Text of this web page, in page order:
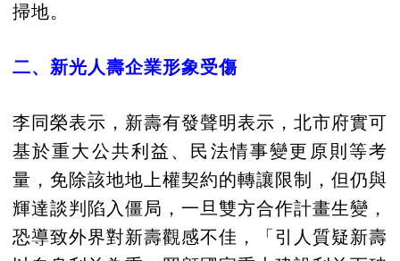
掃地。
二、新光人壽企業形象受傷
李同榮表示，新壽有發聲明表示，北市府實可
基於重大公共利益、民法情事變更原則等考
量，免除該地地上權契約的轉讓限制，但仍與
輝達談判陷入僵局，一旦雙方合作計畫生變，
恐導致外界對新壽觀感不佳，「引人質疑新壽